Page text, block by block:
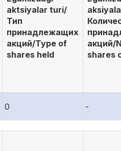
aktsiyalar turi/
Тип
принадлежащих
акций/Type of
shares held
акций/
shares
0 -